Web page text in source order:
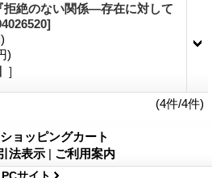
拒絶のない関係―存在に対して
)
]
(4件/4件)
ショッピングカート
法表示 | ご利用案内
PCサイト